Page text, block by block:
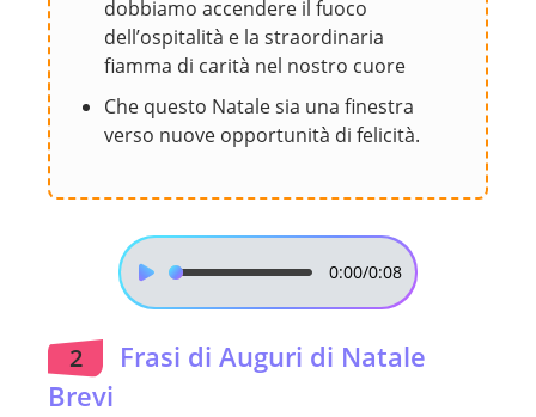
dobbiamo accendere il fuoco
dell’ospitalità e la straordinaria
fiamma di carità nel nostro cuore
Che questo Natale sia una finestra
verso nuove opportunità di felicità.
0:00/0:08
2
Frasi di Auguri di Natale
Brevi